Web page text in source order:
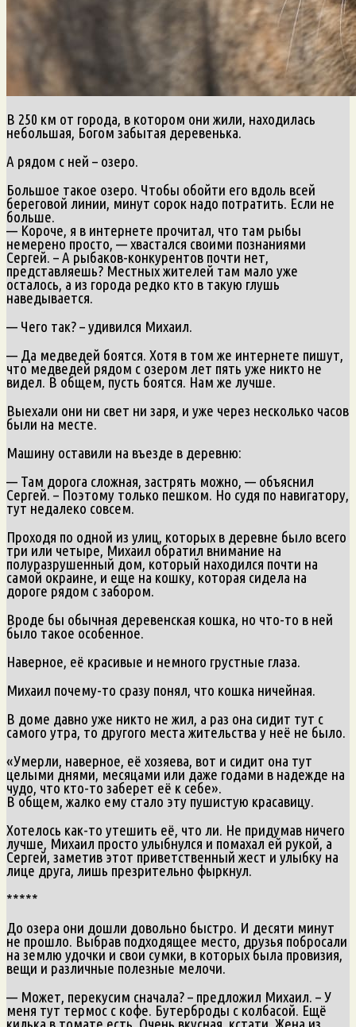
В 250 км от города, в котором они жили, находилась
небольшая, Богом забытая деревенька.
А рядом с ней – озеро.
Большое такое озеро. Чтобы обойти его вдоль всей
береговой линии, минут сорок надо потратить. Если не
больше.
— Короче, я в интернете прочитал, что там рыбы
немерено просто, — хвастался своими познаниями
Сергей. – А рыбаков-конкурентов почти нет,
представляешь? Местных жителей там мало уже
осталось, а из города редко кто в такую глушь
наведывается.
— Чего так? – удивился Михаил.
— Да медведей боятся. Хотя в том же интернете пишут,
что медведей рядом с озером лет пять уже никто не
видел. В общем, пусть боятся. Нам же лучше.
Выехали они ни свет ни заря, и уже через несколько часов
были на месте.
Машину оставили на въезде в деревню:
— Там дорога сложная, застрять можно, — объяснил
Сергей. – Поэтому только пешком. Но судя по навигатору,
тут недалеко совсем.
Проходя по одной из улиц, которых в деревне было всего
три или четыре, Михаил обратил внимание на
полуразрушенный дом, который находился почти на
самой окраине, и еще на кошку, которая сидела на
дороге рядом с забором.
Вроде бы обычная деревенская кошка, но что-то в ней
было такое особенное.
Наверное, её красивые и немного грустные глаза.
Михаил почему-то сразу понял, что кошка ничейная.
В доме давно уже никто не жил, а раз она сидит тут с
самого утра, то другого места жительства у неё не было.
«Умерли, наверное, её хозяева, вот и сидит она тут
целыми днями, месяцами или даже годами в надежде на
чудо, что кто-то заберет её к себе».
В общем, жалко ему стало эту пушистую красавицу.
Хотелось как-то утешить её, что ли. Не придумав ничего
лучше, Михаил просто улыбнулся и помахал ей рукой, а
Сергей, заметив этот приветственный жест и улыбку на
лице друга, лишь презрительно фыркнул.
*****
До озера они дошли довольно быстро. И десяти минут
не прошло. Выбрав подходящее место, друзья побросали
на землю удочки и свои сумки, в которых была провизия,
вещи и различные полезные мелочи.
— Может, перекусим сначала? – предложил Михаил. – У
меня тут термос с кофе. Бутерброды с колбасой. Ещё
килька в томате есть. Очень вкусная, кстати. Жена из